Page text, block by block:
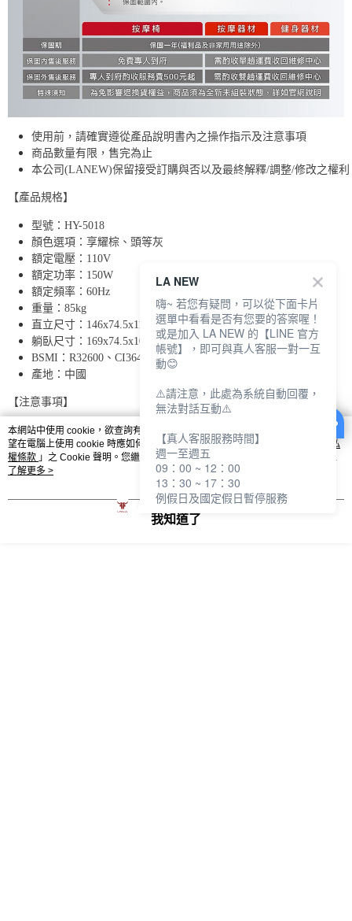
使用前，請確實遵從產品說明書內之操作指示及注意事項
商品數量有限，售完為止
本公司(LANEW)保留接受訂購與否以及最終解釋/調整/修改之權利
【產品規格】
型號：HY-5018
顏色選項：享耀棕、頭等灰
額定電壓：110V
額定功率：150W
額定頻率：60Hz
重量：85kg
直立尺寸：146x74.5x114.5cm
躺臥尺寸：169x74.5x101.5cm
BSMI：R32600、CI364062480284
產地：中國
【注意事項】
本產品享有七天鑑賞期，鑑賞期不等於試用期
本產品屬於個人衛生用品，經拆封、使用後恕不接受退換貨(產品
本身瑕疵，則不在此限)
產品退貨請務必返還完整商品及原包裝，若有缺損，將針對遭破壞
本賣場產品圖片顏色、商品比例，可能會因拍攝角度、螢幕設定、
燈光等因素，而產生差異
本網站中使用 cookie，欲查詢有關本網站使用 cookie 方式之詳情，及若您不希
望在電腦上使用 cookie 時應如何變更電腦的 cookie 設定，請參閱本網站「
隱私
權條款 」之 Cookie 聲明。您繼續使用本網站即表示您同意本公司得按本網站使
用條款之 Cookie 聲明使用 cookie。
了解更多 >
我知道了
LA NEW
嗨~ 若您有疑問，可以從下面卡片
選單中看看是否有您要的答案喔！
或是加入 LA NEW 的【LINE 官方
帳號】，即可與真人客服一對一互
動😊
⚠️請注意，此處為系統自動回覆，
無法對話互動⚠️
【真人客服服務時間】
週一至週五
09：00 ~ 12：00
13：30 ~ 17：30
例假日及國定假日暫停服務